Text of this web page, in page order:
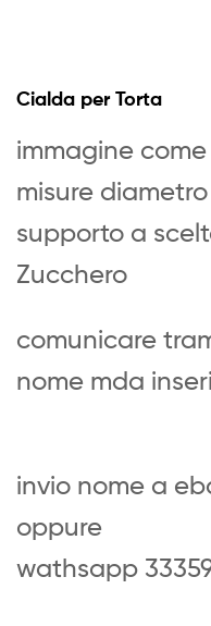
Cialda per Torta
immagine
misure
supporto a
Zucchero
comunicare
nome mda
invio nome a
oppure
wathsapp